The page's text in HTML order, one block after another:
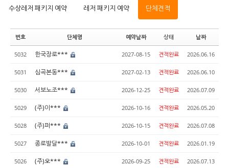
수상레저 패키지 예약 레저 패키지 예약 단체견적
번호 단체명 예약날짜 상태 날짜
5032 한국장로*** 2027-08-15 견적완료 2026.06.16
5031 심곡본동*** 2027-02-13 견적완료 2026.06.10
5030 서보노조*** 2026-12-25 견적완료 2026.07.09
5029 (주)이*** 2026-10-16 견적완료 2026.05.20
5028 (주)퍼*** 2026-10-15 견적완료 2026.07.08
5027 종로발달*** 2026-10-01 견적완료 2026.01.19
5026 (주)오*** 2026-09-25 견적완료 2026.07.13